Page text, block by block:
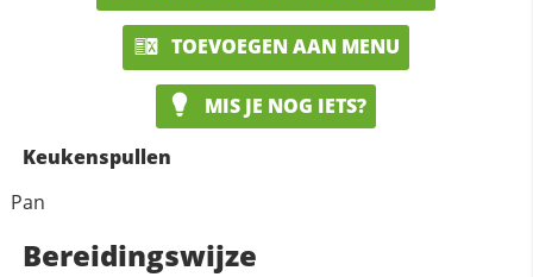
TOEVOEGEN AAN MENU
MIS JE NOG IETS?
Keukenspullen
Pan
Bereidingswijze